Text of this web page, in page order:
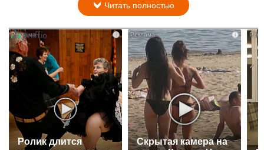
Читать полностью
i
Ролик длится
i
Скрытая камера на